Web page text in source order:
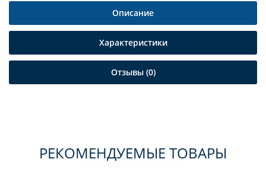
Описание
Характеристики
Отзывы (0)
РЕКОМЕНДУЕМЫЕ ТОВАРЫ